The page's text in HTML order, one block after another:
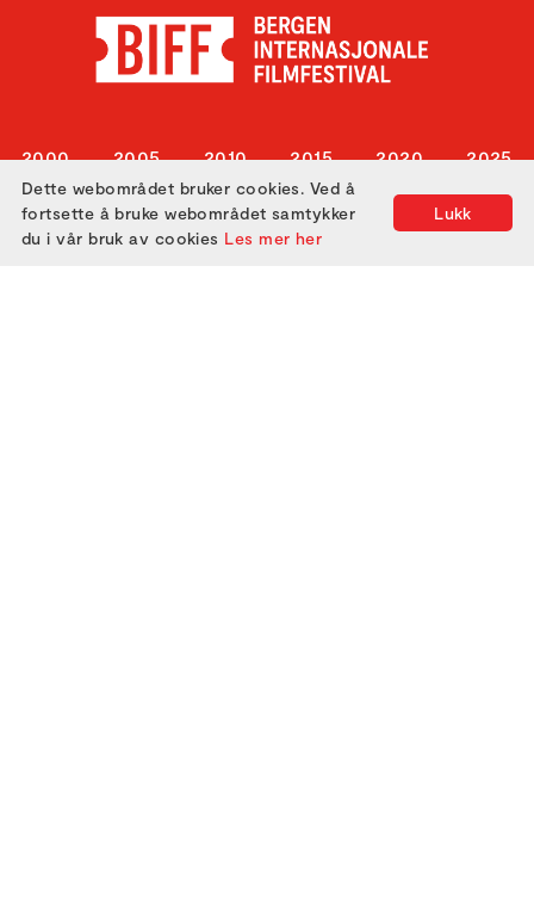
2000
2001
2002
2005
2006
2007
2010
2011
2012
2015
2016
2017
2020
2021
2022
2025
Lukk
Dette webområdet bruker cookies. Ved å
fortsette å bruke webområdet samtykker
du i vår bruk av cookies Les mer her